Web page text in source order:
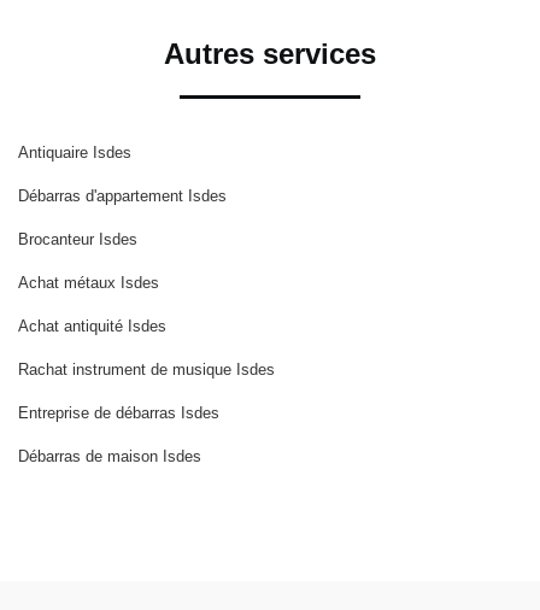
Autres services
Antiquaire Isdes
Débarras d'appartement Isdes
Brocanteur Isdes
Achat métaux Isdes
Achat antiquité Isdes
Rachat instrument de musique Isdes
Entreprise de débarras Isdes
Débarras de maison Isdes